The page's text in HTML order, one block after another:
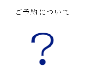
ご予約について